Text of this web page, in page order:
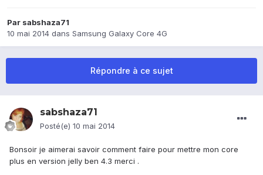
Par sabshaza71
10 mai 2014 dans Samsung Galaxy Core 4G
Répondre à ce sujet
sabshaza71
Posté(e) 10 mai 2014
Bonsoir je aimerai savoir comment faire pour mettre mon core
plus en version jelly ben 4.3 merci .